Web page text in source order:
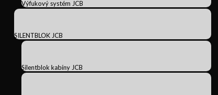
Výfukový systém JCB
SILENTBLOK JCB
Silentblok kabíny JCB